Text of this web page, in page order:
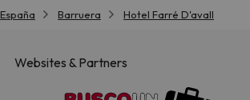
España Barruera Hotel Farré D'avall
Websites & Partners